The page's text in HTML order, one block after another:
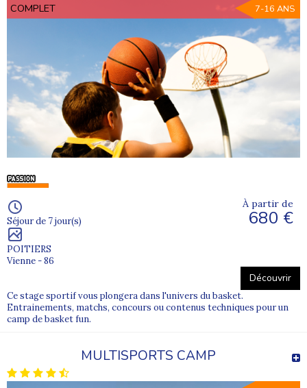
COMPLET 7-16 ANS
Séjour de 7 jour(s)
POITIERS
Vienne - 86
À partir de
680 €
Découvrir
Ce stage sportif vous plongera dans l'univers du basket.
Entrainements, matchs, concours ou contenus techniques pour un
camp de basket fun.
MULTISPORTS CAMP